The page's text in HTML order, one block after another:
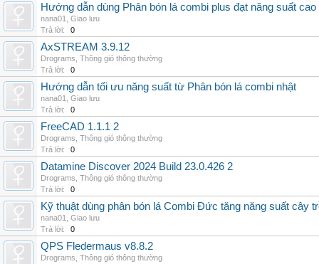
Hướng dẫn dùng Phân bón lá combi plus đạt năng suất cao
nana01
Giao lưu
Trả lời:
0
AxSTREAM 3.9.12
Drograms Thông gió thông thường
Trả lời:
0
Hướng dẫn tối ưu năng suất từ Phân bón lá combi nhật
nana01
Giao lưu
Trả lời:
0
FreeCAD 1.1.1 2
Drograms Thông gió thông thường
Trả lời:
0
Datamine Discover 2024 Build 23.0.426 2
Drograms Thông gió thông thường
Trả lời:
0
Kỹ thuật dùng phân bón lá Combi Đức tăng năng suất cây
nana01
Giao lưu
Trả lời:
0
QPS Fledermaus v8.8.2
Drograms Thông gió thông thường